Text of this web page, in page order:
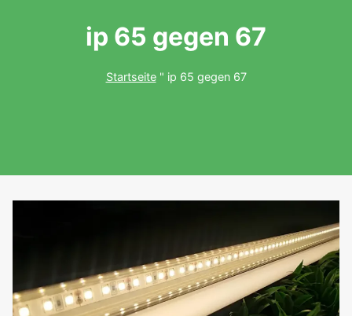
ip 65 gegen 67
Startseite" ip 65 gegen 67